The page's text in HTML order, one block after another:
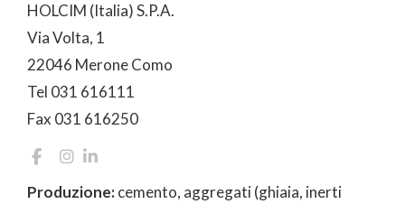
HOLCIM (Italia) S.P.A.
Via Volta, 1
22046 Merone Como
Tel 031 616111
Fax 031 616250
Produzione:cemento, aggregati (ghiaia, inerti